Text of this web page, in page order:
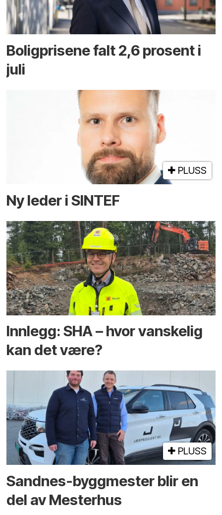
Boligprisene falt 2,6 prosent i
juli
PLUSS
Ny leder i SINTEF
Innlegg: SHA – hvor vanskelig
kan det være?
PLUSS
Sandnes-byggmester blir en
del av Mesterhus